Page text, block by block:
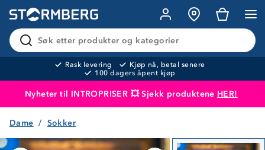
Søk etter produkter og kategorier
Rask levering
Kjøp nå, betal senere
100 dagers åpent kjøp
Nyheter til INTROPRISER 💥 Sjekk produktene HER!
Produktet er lagt i handlekurven
Dame Sokker